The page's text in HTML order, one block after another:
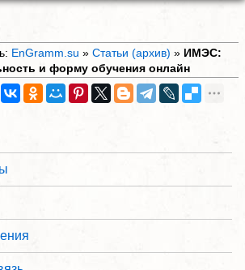
EnGramm.su » Статьи (архив) » ИМЭС:
и форму обучения онлайн